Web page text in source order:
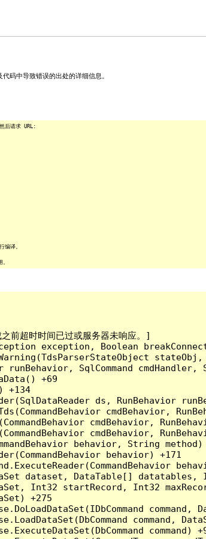
码中导致错误的出处的详细信息。
后请求 URL:
编译。
超时时间已过或服务器未响应。]
exception, Boolean
runBehavior, SqlCommand
+69
+134
ds, RunBehavior
cmdBehavior,
cmdBehavior,
cmdBehavior,
behavior, String method)
behavior) +171
dataset, DataTable[]
Int32 startRecord, Int32
+275
command,
command,
command)